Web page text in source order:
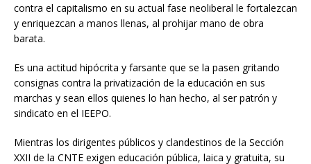
contra el capitalismo en su actual fase neoliberal le fortalezcan
y enriquezcan a manos llenas, al prohijar mano de obra
barata.
Es una actitud hipócrita y farsante que se la pasen gritando
consignas contra la privatización de la educación en sus
marchas y sean ellos quienes lo han hecho, al ser patrón y
sindicato en el IEEPO.
Mientras los dirigentes públicos y clandestinos de la Sección
XXII de la CNTE exigen educación pública, laica y gratuita, su